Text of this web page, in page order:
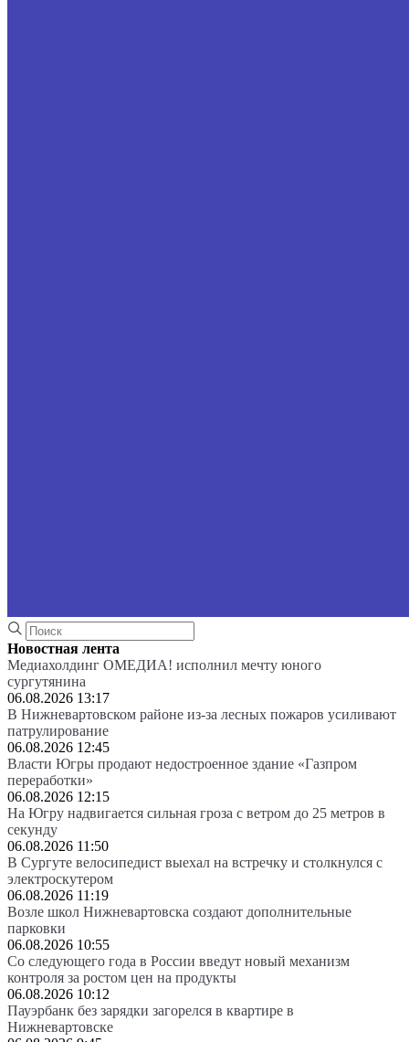
Новостная лента
Медиахолдинг ОМЕДИА! исполнил мечту юного
сургутянина
06.08.2026 13:17
В Нижневартовском районе из-за лесных пожаров усиливают
патрулирование
06.08.2026 12:45
Власти Югры продают недостроенное здание «Газпром
переработки»
06.08.2026 12:15
На Югру надвигается сильная гроза с ветром до 25 метров в
секунду
06.08.2026 11:50
В Сургуте велосипедист выехал на встречку и столкнулся с
электроскутером
06.08.2026 11:19
Возле школ Нижневартовска создают дополнительные
парковки
06.08.2026 10:55
Со следующего года в России введут новый механизм
контроля за ростом цен на продукты
06.08.2026 10:12
Пауэрбанк без зарядки загорелся в квартире в
Нижневартовске